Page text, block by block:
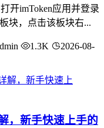
开imToken应用并登录
块，点击该板块右...
1.3K
2026-08-
，新手快速上手的